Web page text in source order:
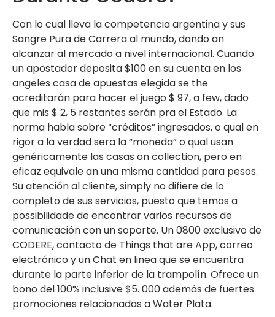
Con lo cual lleva la competencia argentina y sus
Sangre Pura de Carrera al mundo, dando an
alcanzar al mercado a nivel internacional. Cuando
un apostador deposita $100 en su cuenta en los
angeles casa de apuestas elegida se the
acreditarán para hacer el juego $ 97, a few, dado
que mis $ 2, 5 restantes serán pra el Estado. La
norma habla sobre “créditos” ingresados, o qual en
rigor a la verdad sera la “moneda” o qual usan
genéricamente las casas on collection, pero en
eficaz equivale an una misma cantidad para pesos.
Su atención al cliente, simply no difiere de lo
completo de sus servicios, puesto que temos a
possibilidade de encontrar varios recursos de
comunicación con un soporte. Un 0800 exclusivo de
CODERE, contacto de Things that are App, correo
electrónico y un Chat en linea que se encuentra
durante la parte inferior de la trampolín. Ofrece un
bono del 100% inclusive $5. 000 además de fuertes
promociones relacionadas a Water Plata.